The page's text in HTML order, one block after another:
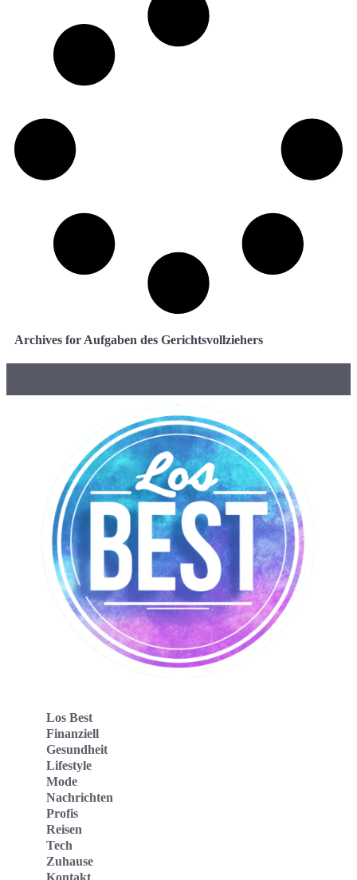
Archives for Aufgaben des Gerichtsvollziehers
Los Best
Finanziell
Gesundheit
Lifestyle
Mode
Nachrichten
Profis
Reisen
Tech
Zuhause
Kontakt